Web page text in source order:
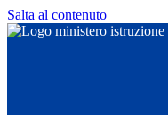
Salta al contenuto